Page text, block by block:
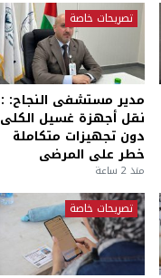
تصريحات خاصة
مدير مستشفى النجاح: :
نقل أجهزة غسيل الكلى
دون تجهيزات متكاملة
خطر على المرضى
منذ 2 ساعة
تصريحات خاصة